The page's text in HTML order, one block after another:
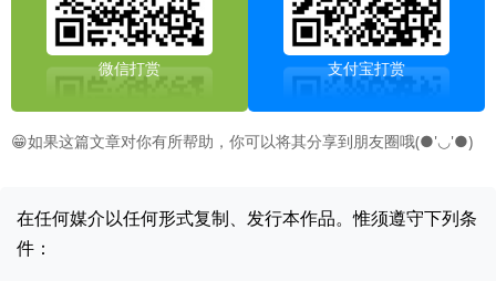
微信打赏 支付宝打赏
😁如果这篇文章对你有所帮助，你可以将其分享到朋友圈哦(●'◡'●)
在任何媒介以任何形式复制、发行本作品。惟须遵守下列条
件：